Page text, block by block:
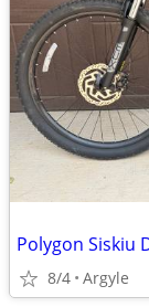
Polygon Siskiu
8/4 Argyle